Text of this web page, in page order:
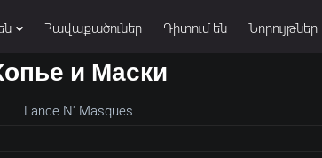
Հավաքածուներ Դիտում են Նորույթներ
и Маски
Lance N' Masques